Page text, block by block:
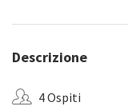
Descrizione
4 Ospiti